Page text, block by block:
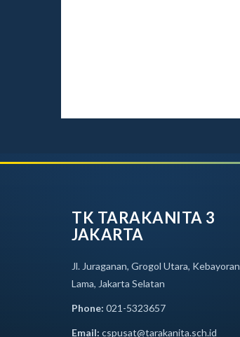
TK TARAKANITA 3
JAKARTA
Jl. Juraganan, Grogol Utara, Kebayoran
Lama, Jakarta Selatan
Phone: 021-5323657
Email: cspusat@tarakanita.sch.id